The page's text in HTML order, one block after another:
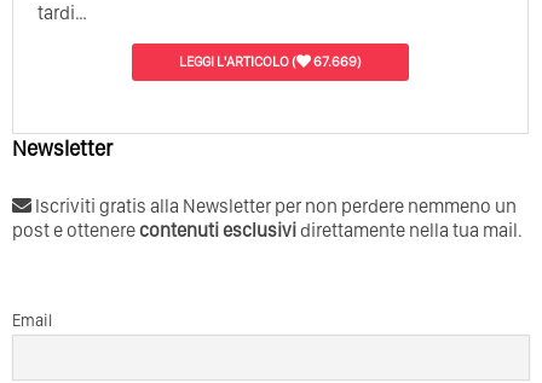
tardi…
LEGGI L'ARTICOLO( 67.669)
Newsletter
Iscriviti gratis alla Newsletter per non perdere nemmeno un
post e ottenerecontenuti esclusividirettamente nella tua mail.
Email